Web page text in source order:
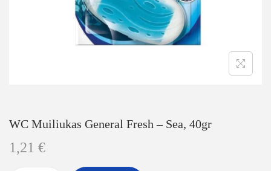
WC Muiliukas General Fresh – Sea, 40gr
1,21 €